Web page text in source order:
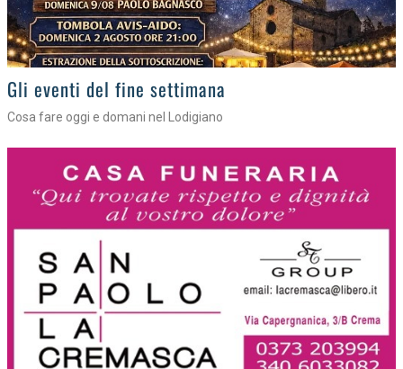
Gli appuntamenti fino a sabato
Cosa fare nel Lodigiano